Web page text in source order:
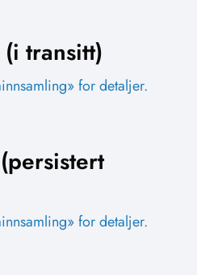
transitt)
for detaljer.
for detaljer.